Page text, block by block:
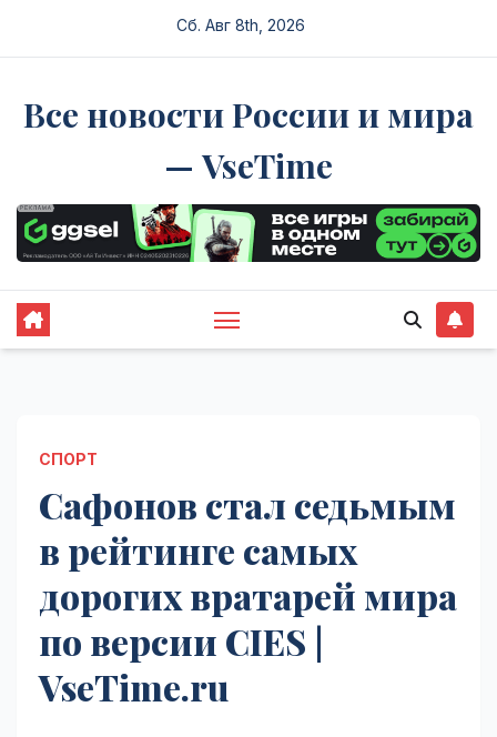
Сб. Авг 8th, 2026
Все новости России и мира
— VseTime
СПОРТ
Сафонов стал седьмым
в рейтинге самых
дорогих вратарей мира
по версии CIES |
VseTime.ru